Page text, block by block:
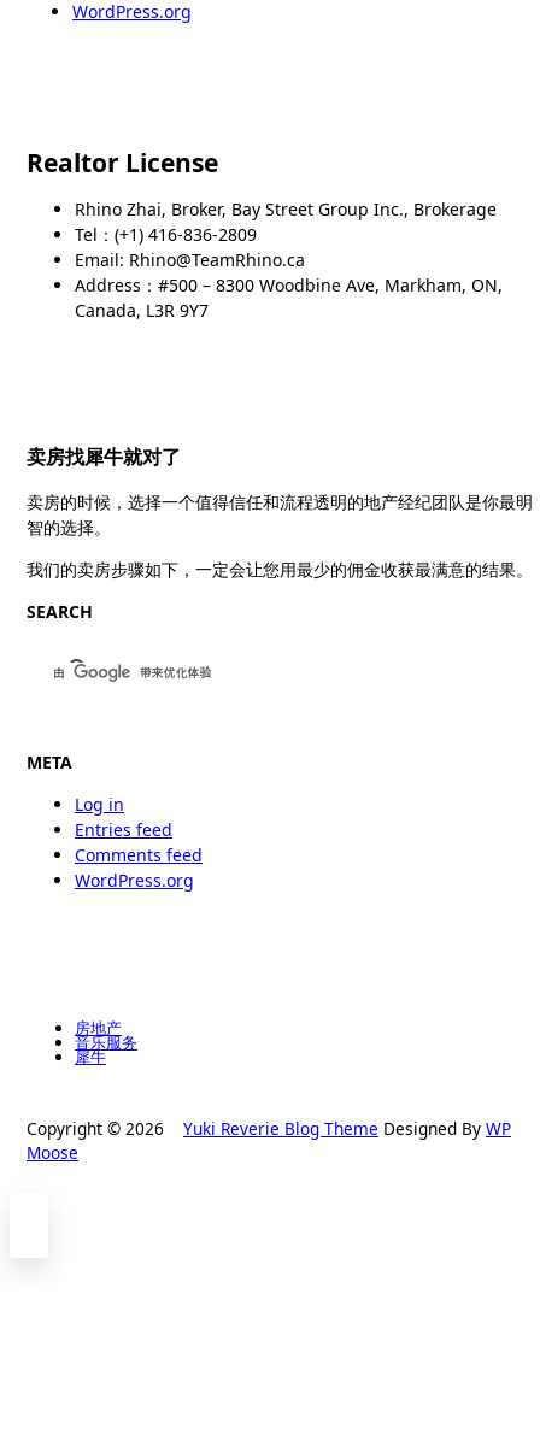
WordPress.org
Realtor License
Rhino Zhai, Broker, Bay Street Group Inc., Brokerage
Tel：(+1) 416-836-2809
Email: Rhino@TeamRhino.ca
Address：#500 – 8300 Woodbine Ave, Markham, ON,
Canada, L3R 9Y7
卖房找犀牛就对了
卖房的时候，选择一个值得信任和流程透明的地产经纪团队是你最明
智的选择。
我们的卖房步骤如下，一定会让您用最少的佣金收获最满意的结果。
SEARCH
META
Log in
Entries feed
Comments feed
WordPress.org
房地产
音乐服务
犀牛
Copyright © 2026 Yuki Reverie Blog Theme Designed By WP
Moose